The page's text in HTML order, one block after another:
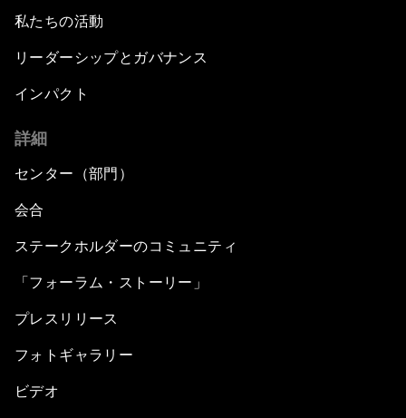
私たちの活動
リーダーシップとガバナンス
インパクト
詳細
センター（部門）
会合
ステークホルダーのコミュニティ
「フォーラム・ストーリー」
プレスリリース
フォトギャラリー
ビデオ